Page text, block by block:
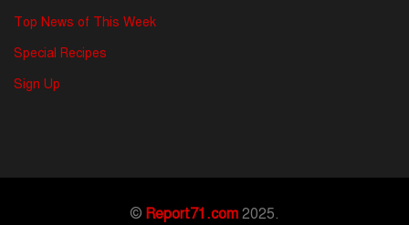
Top News of This Week
Special Recipes
Sign Up
© Report71.com2025.